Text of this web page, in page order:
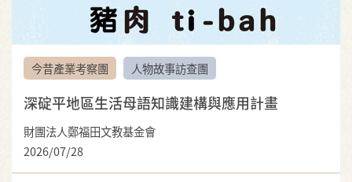
今昔產業考察團 人物故事訪查團
深碇平地區生活母語知識建構與應用計畫
財團法人鄭福田文教基金會
2026/07/28